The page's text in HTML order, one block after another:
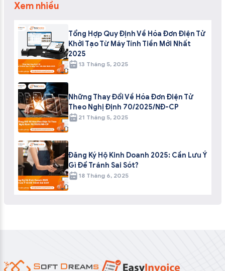
Xem nhiều
Tổng Hợp Quy Định Về Hóa Đơn Điện Tử
Khởi Tạo Từ Máy Tính Tiền Mới Nhất
2025
13 Tháng 5, 2025
Những Thay Đổi Về Hóa Đơn Điện Tử
Theo Nghị Định 70/2025/NĐ-CP
21 Tháng 5, 2025
Đăng Ký Hộ Kinh Doanh 2025: Cần Lưu Ý
Gì Để Tránh Sai Sót?
18 Tháng 6, 2025